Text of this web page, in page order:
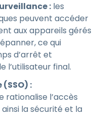
: les
peuvent accéder
aux appareils gérés
ce qui
d’arrêt et
l’utilisateur final.
:
rationalise l’accès
la sécurité et la